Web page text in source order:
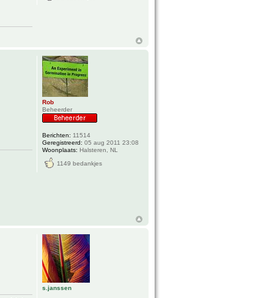
Rob
Beheerder
Berichten: 11514
Geregistreerd: 05 aug 2011 23:08
Woonplaats: Halsteren, NL
1149 bedankjes
s.janssen